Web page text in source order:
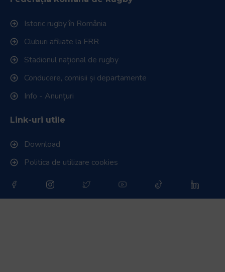
Istoric rugby în România
Cluburi afiliate la FRR
Stadionul național de rugby
Conducere, comisii și departamente
Info - Anunțuri
Link-uri utile
Download
Politica de utilizare cookies